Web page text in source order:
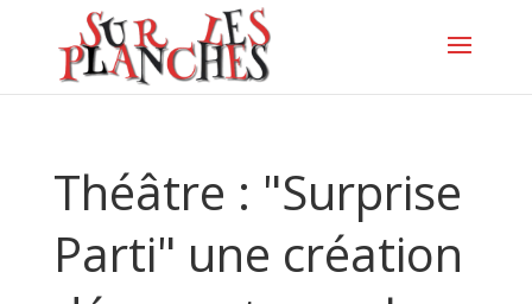
Théâtre : "Surprise
Parti" une création